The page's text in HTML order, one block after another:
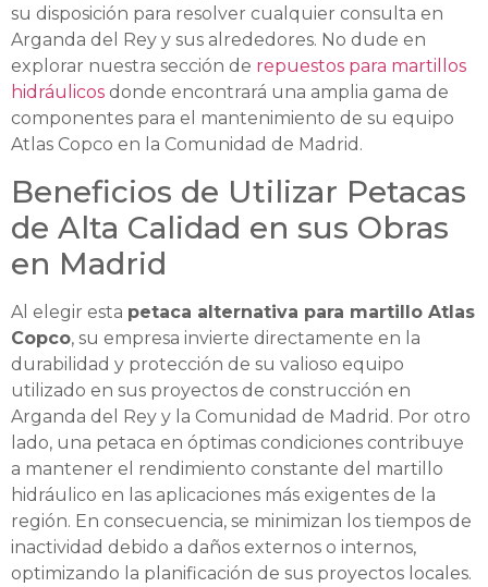
su disposición para resolver cualquier consulta en
Arganda del Rey y sus alrededores. No dude en
explorar nuestra sección de repuestos para martillos
hidráulicos donde encontrará una amplia gama de
componentes para el mantenimiento de su equipo
Atlas Copco en la Comunidad de Madrid.
Beneficios de Utilizar Petacas
de Alta Calidad en sus Obras
en Madrid
Al elegir esta petaca alternativa para martillo Atlas
Copco, su empresa invierte directamente en la
durabilidad y protección de su valioso equipo
utilizado en sus proyectos de construcción en
Arganda del Rey y la Comunidad de Madrid. Por otro
lado, una petaca en óptimas condiciones contribuye
a mantener el rendimiento constante del martillo
hidráulico en las aplicaciones más exigentes de la
región. En consecuencia, se minimizan los tiempos de
inactividad debido a daños externos o internos,
optimizando la planificación de sus proyectos locales.